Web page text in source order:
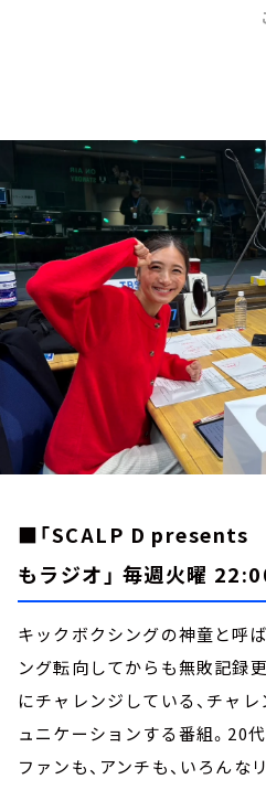
お知らせ
イベント・グッズ
YouTube
会社情報
■「SCALP D presents
もラジオ」 毎週火曜
キックボクシングの神童と呼
ング転向してからも無敗記録
にチャレンジしている、チャ
ュニケーションする番組。20
ファンも、アンチも、いろん